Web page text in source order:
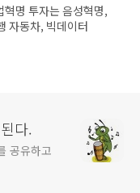
혁명 투자는 음성혁명,
자동차, 빅데이터
다.
공유하고